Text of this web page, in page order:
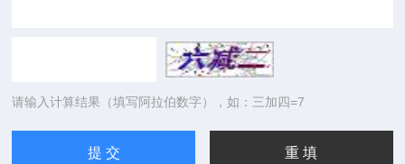
请输入计算结果（填写阿拉伯数字），如：三加四=7